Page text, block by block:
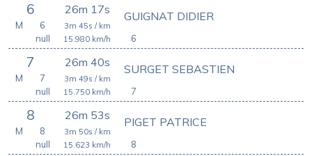
6 26m 17s
6
GUIGNAT DIDIER
3m 45s / km
15.980 km/h
M
6
null
7 26m 40s
7
SURGET SEBASTIEN
3m 49s / km
15.750 km/h
M
7
null
8 26m 53s
8
PIGET PATRICE
3m 50s / km
15.623 km/h
M
8
null